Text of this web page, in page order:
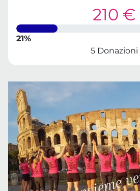
210 €
21%
5 Donazioni